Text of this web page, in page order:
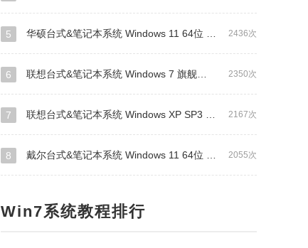
2436次
5 华硕台式&笔记本系统 Windows 11 64位 OEM 专业版
2350次
6 联想台式&笔记本系统 Windows 7 旗舰版 64位 OEM版
2167次
7 联想台式&笔记本系统 Windows XP SP3 OEM 专业版
2055次
8 戴尔台式&笔记本系统 Windows 11 64位 OEM 专业版
Win7系统教程排行